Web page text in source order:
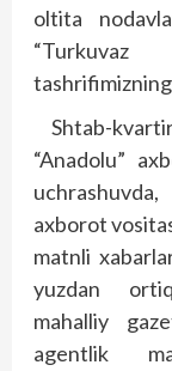
oltita
Shtab-
“Anadolu”
axborot
matnli
yuzdan
mahalliy
agentlik